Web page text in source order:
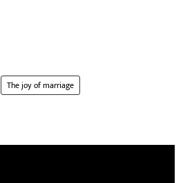
The joy of marriage